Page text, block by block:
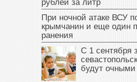
рублей за литр
При ночной атаке ВСУ
крымчанин и еще один
ранения
С 1 сентября
будут очными